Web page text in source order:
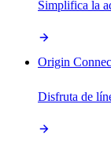
Simplifica la
Origin
Disfruta de